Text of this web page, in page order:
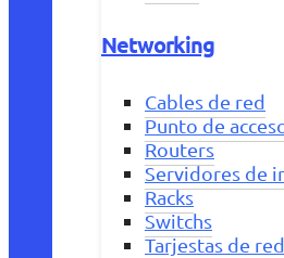
Networking
Cables de red
Punto de
Routers
Servidores de
Racks
Switchs
Tarjestas de red